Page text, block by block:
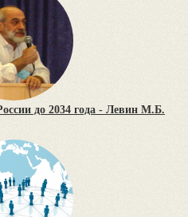
до 2034 года - Левин М.Б.